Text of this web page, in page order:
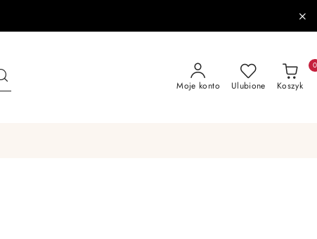
Moje konto Ulubione Koszyk
0